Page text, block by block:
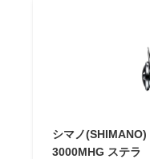
シマノ
3000MHG ステラ